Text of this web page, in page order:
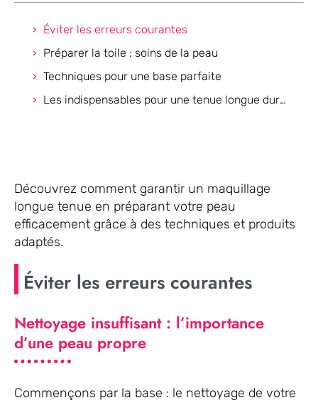
Éviter les erreurs courantes
Préparer la toile : soins de la peau
Techniques pour une base parfaite
Les indispensables pour une tenue longue durée
Découvrez comment garantir un maquillage
longue tenue en préparant votre peau
efficacement grâce à des techniques et produits
adaptés.
Éviter les erreurs courantes
Nettoyage insuffisant : l’importance
d’une peau propre
Commençons par la base : le nettoyage de votre